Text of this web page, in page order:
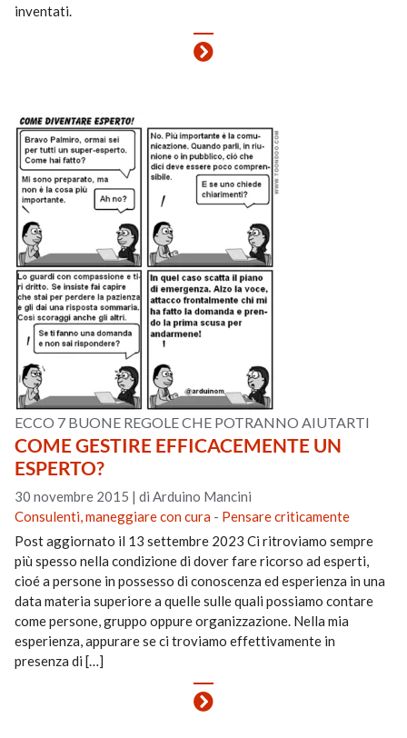
inventati.
ECCO 7 BUONE REGOLE CHE POTRANNO AIUTARTI
COME GESTIRE EFFICACEMENTE UN
ESPERTO?
30 novembre 2015 |di Arduino Mancini
Consulenti, maneggiare con cura - Pensare criticamente
Post aggiornato il 13 settembre 2023 Ci ritroviamo sempre
più spesso nella condizione di dover fare ricorso ad esperti,
cioé a persone in possesso di conoscenza ed esperienza in una
data materia superiore a quelle sulle quali possiamo contare
come persone, gruppo oppure organizzazione. Nella mia
esperienza, appurare se ci troviamo effettivamente in
presenza di […]